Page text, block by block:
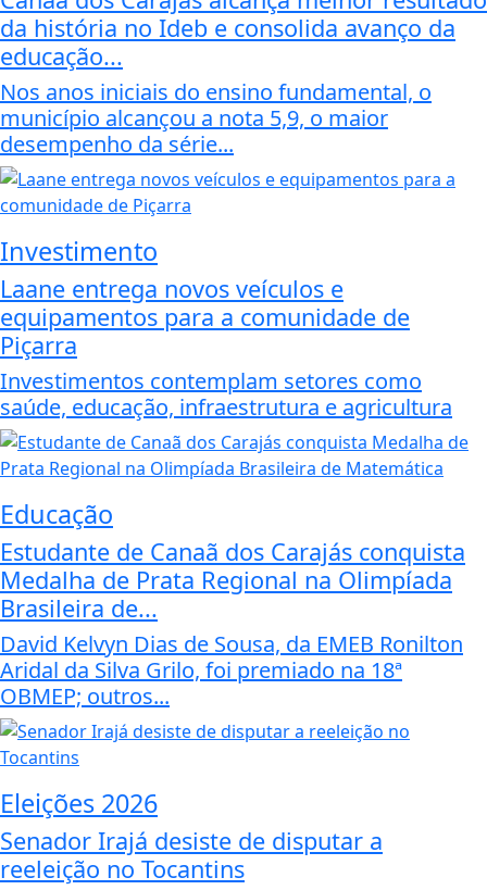
da história no Ideb e consolida avanço da
educação...
Nos anos iniciais do ensino fundamental, o
município alcançou a nota 5,9, o maior
desempenho da série...
Investimento
Laane entrega novos veículos e
equipamentos para a comunidade de
Piçarra
Investimentos contemplam setores como
saúde, educação, infraestrutura e agricultura
Educação
Estudante de Canaã dos Carajás conquista
Medalha de Prata Regional na Olimpíada
Brasileira de...
David Kelvyn Dias de Sousa, da EMEB Ronilton
Aridal da Silva Grilo, foi premiado na 18ª
OBMEP; outros...
Eleições 2026
Senador Irajá desiste de disputar a
reeleição no Tocantins